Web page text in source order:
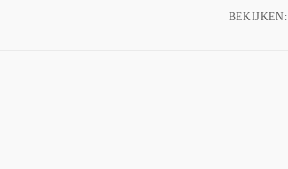
BEKIJKEN: